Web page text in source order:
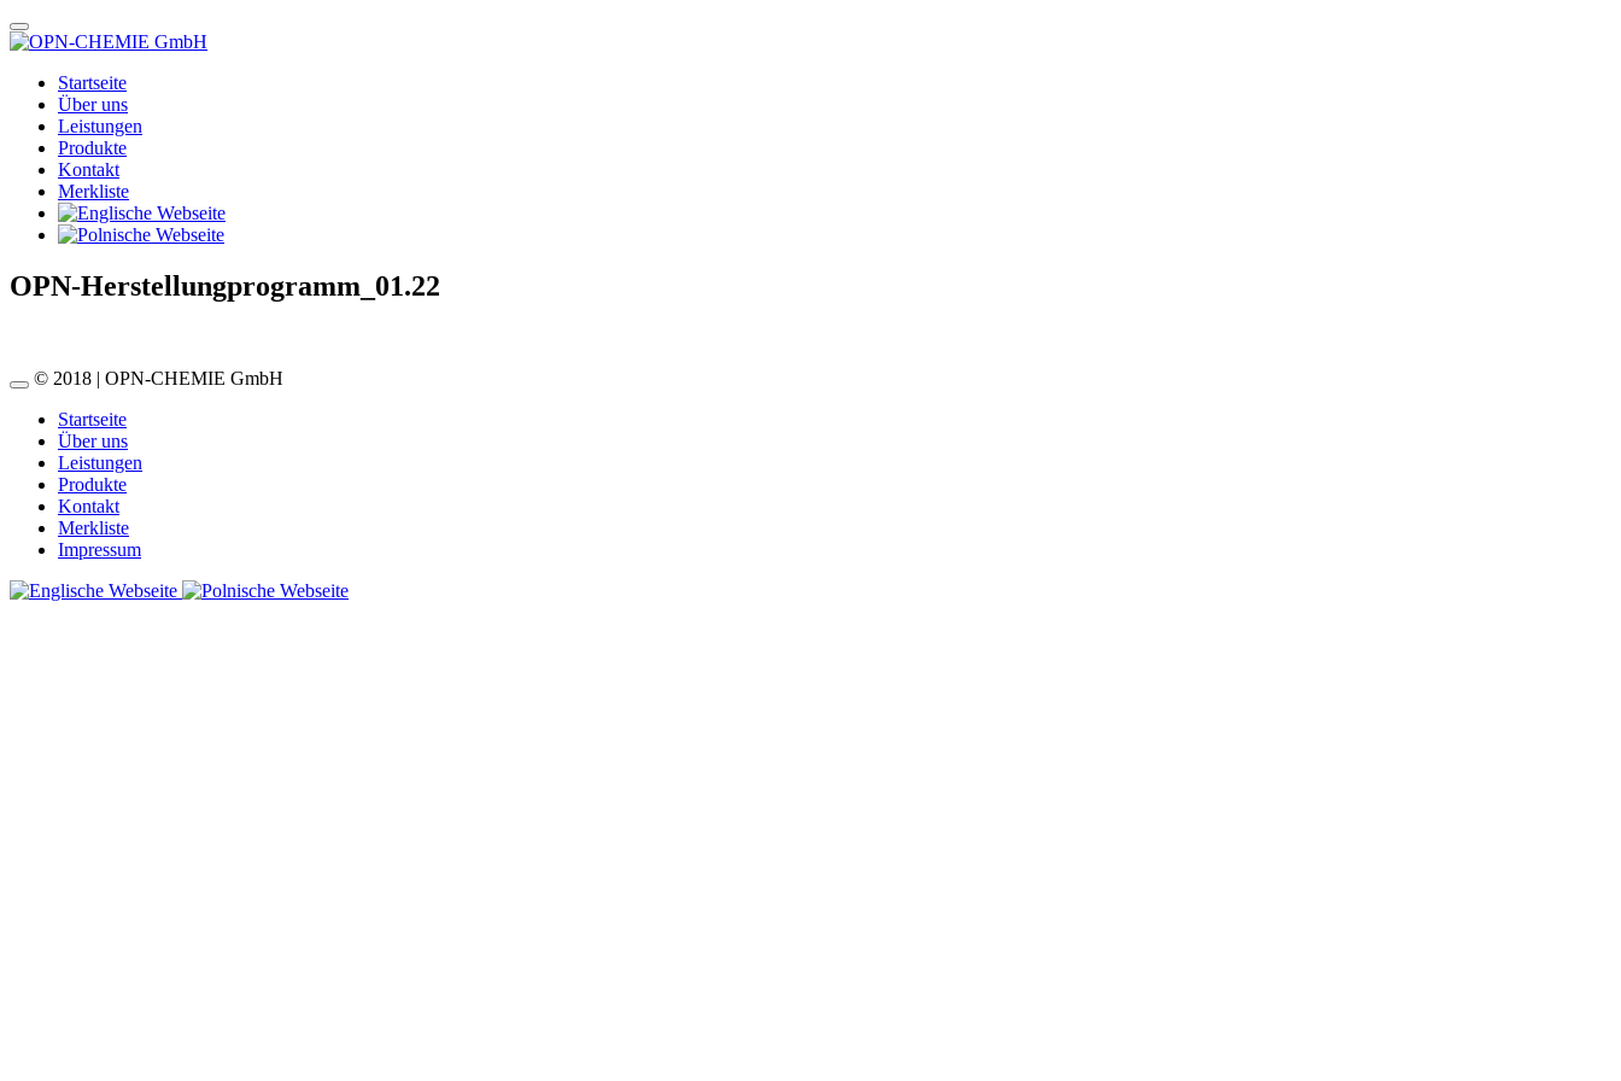
Startseite
Über uns
Leistungen
Produkte
Kontakt
Merkliste
OPN-Herstellungprogramm_01.22
© 2018 | OPN-CHEMIE GmbH
Startseite
Über uns
Leistungen
Produkte
Kontakt
Merkliste
Impressum